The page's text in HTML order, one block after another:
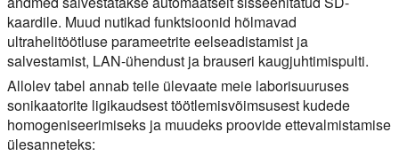
kaardile. Muud nutikad funktsioonid hõlmavad
ultrahelitöötluse parameetrite eelseadistamist ja
salvestamist, LAN-ühendust ja brauseri kaugjuhtimispulti.
Allolev tabel annab teile ülevaate meie laborisuuruses
sonikaatorite ligikaudsest töötlemisvõimsusest kudede
homogeniseerimiseks ja muudeks proovide ettevalmistamise
ülesanneteks: